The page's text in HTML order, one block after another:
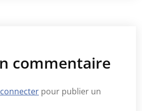
commentaire
pour publier un